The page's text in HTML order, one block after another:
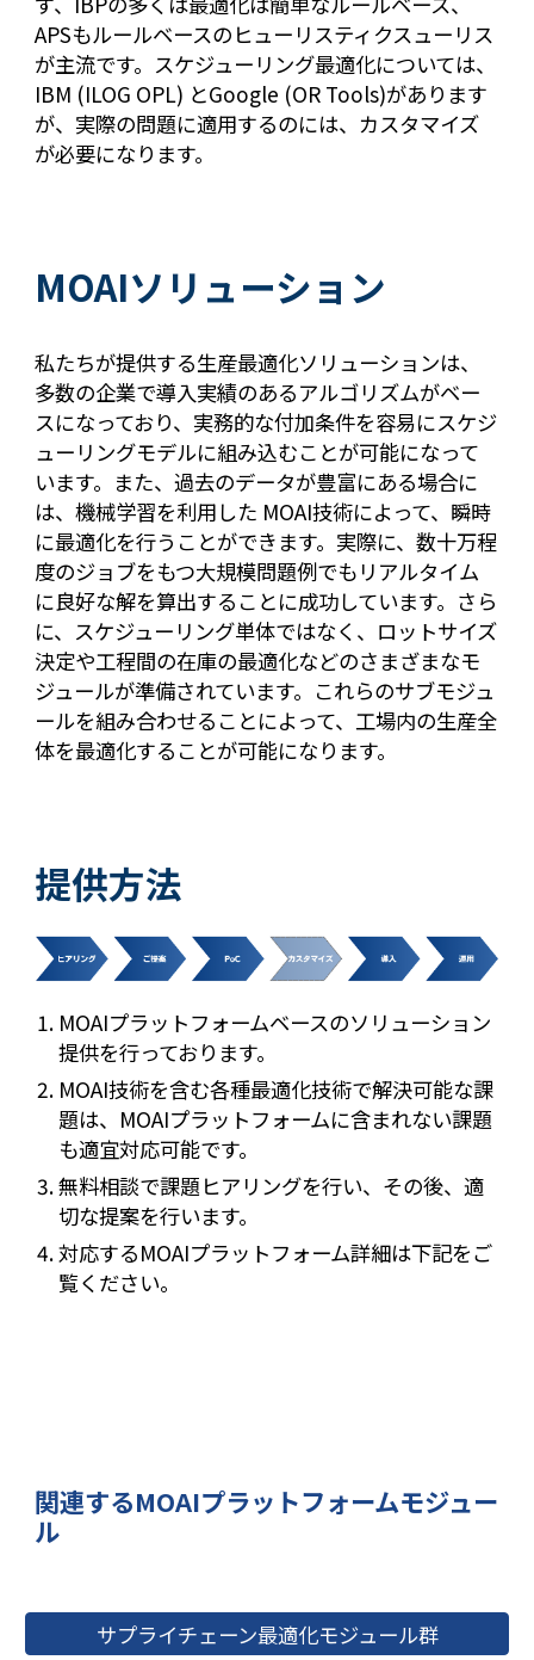
APSもルールベースのヒューリスティクスューリス
が主流です。スケジューリング最適化については、
IBM (ILOG OPL) とGoogle (OR Tools)があります
が、実際の問題に適用するのには、カスタマイズ
が必要になります。
MOAIソリューション
私たちが提供する生産最適化ソリューションは、
多数の企業で導入実績のあるアルゴリズムがベー
スになっており、実務的な付加条件を容易にスケジ
ューリングモデルに組み込むことが可能になって
います。また、過去のデータが豊富にある場合に
は、機械学習を利用した MOAI技術によって、瞬時
に最適化を行うことができます。実際に、数十万程
度のジョブをもつ大規模問題例でもリアルタイム
に良好な解を算出することに成功しています。さら
に、スケジューリング単体ではなく、ロットサイズ
決定や工程間の在庫の最適化などのさまざまなモ
ジュールが準備されています。これらのサブモジュ
ールを組み合わせることによって、工場内の生産全
体を最適化することが可能になります。
提供方法
MOAIプラットフォームベースのソリューション
提供を行っております。
MOAI技術を含む各種最適化技術で解決可能な課
題は、MOAIプラットフォームに含まれない課題
も適宜対応可能です。
無料相談で課題ヒアリングを行い、その後、適
切な提案を行います。
対応するMOAIプラットフォーム詳細は下記をご
覧ください。
関連するMOAIプラットフォームモジュー
ル
サプライチェーン最適化モジュール群